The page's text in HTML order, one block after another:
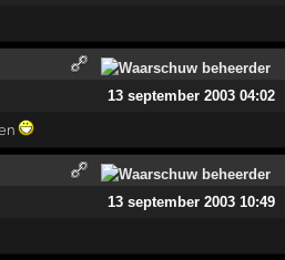
13 september 2003 04:02
13 september 2003 10:49